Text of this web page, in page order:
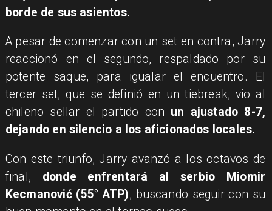
borde de sus asientos.
A pesar de comenzar con un set en contra, Jarry
reaccionó en el segundo, respaldado por su
potente saque, para igualar el encuentro. El
tercer set, que se definió en un tiebreak, vio al
chileno sellar el partido con un ajustado 8-7,
dejando en silencio a los aficionados locales.
Con este triunfo, Jarry avanzó a los octavos de
final, donde enfrentará al serbio Miomir
Kecmanović (55° ATP), buscando seguir con su